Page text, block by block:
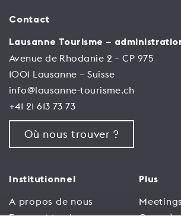
Contact
Lausanne Tourisme –
Avenue de Rhodanie 2 – CP 975
1001 Lausanne – Suisse
info@lausanne-tourisme.ch
+41 21 613 73 73
Où nous trouver ?
Institutionnel
A propos de nous
Plus